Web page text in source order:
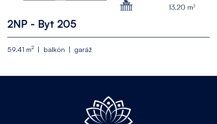
2NP - Byt 205
59.41 m2 balkón garáž